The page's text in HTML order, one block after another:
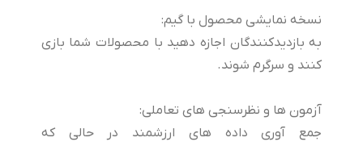
نسخه نمایشی محصول با گیم:
به بازدیدکنندگان اجازه دهید با محصولات شما بازی
کنند و سرگرم شوند.
آزمون ها و نظرسنجی های تعاملی:
جمع آوری داده های ارزشمند در حالی که